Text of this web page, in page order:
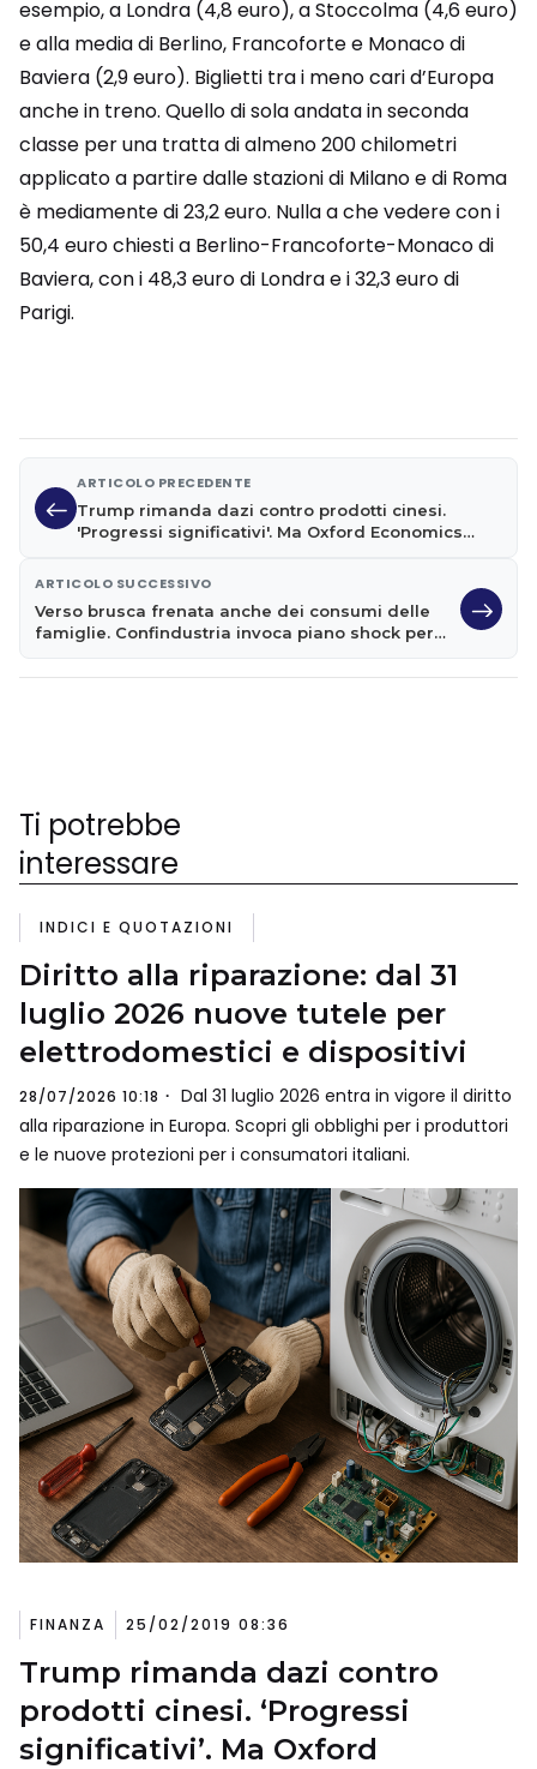
esempio, a Londra (4,8 euro), a Stoccolma (4,6 euro)
e alla media di Berlino, Francoforte e Monaco di
Baviera (2,9 euro). Biglietti tra i meno cari d’Europa
anche in treno. Quello di sola andata in seconda
classe per una tratta di almeno 200 chilometri
applicato a partire dalle stazioni di Milano e di Roma
è mediamente di 23,2 euro. Nulla a che vedere con i
50,4 euro chiesti a Berlino-Francoforte-Monaco di
Baviera, con i 48,3 euro di Londra e i 32,3 euro di
Parigi.
ARTICOLO PRECEDENTE
Trump rimanda dazi contro prodotti cinesi.
'Progressi significativi'. Ma Oxford Economics
ARTICOLO SUCCESSIVO
Verso brusca frenata anche dei consumi delle
famiglie. Confindustria invoca piano shock per
Ti potrebbe
interessare
INDICI E QUOTAZIONI
Diritto alla riparazione: dal 31
luglio 2026 nuove tutele per
elettrodomestici e dispositivi
28/07/2026 10:18
Dal 31 luglio 2026 entra in vigore il diritto
alla riparazione in Europa. Scopri gli obblighi per i produttori
e le nuove protezioni per i consumatori italiani.
FINANZA 25/02/2019 08:36
Trump rimanda dazi contro
prodotti cinesi. ‘Progressi
significativi’. Ma Oxford